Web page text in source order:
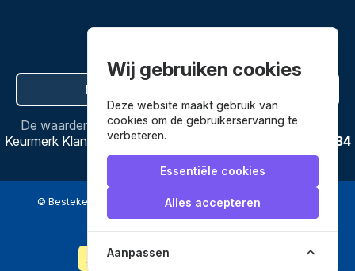
Hier de overeenkomst ontbinden
De waardering vanBestekenpannen.nlbijWebwinkel
Keurmerk Klantbeoordelingen
3634
reviews.
© Bestekenpannen.nl 2026 een webshop van
Wij gebruiken cookies
Deze website maakt gebruik van
cookies om de gebruikerservaring te
verbeteren.
Essentiële cookies
Alles accepteren
Aanpassen